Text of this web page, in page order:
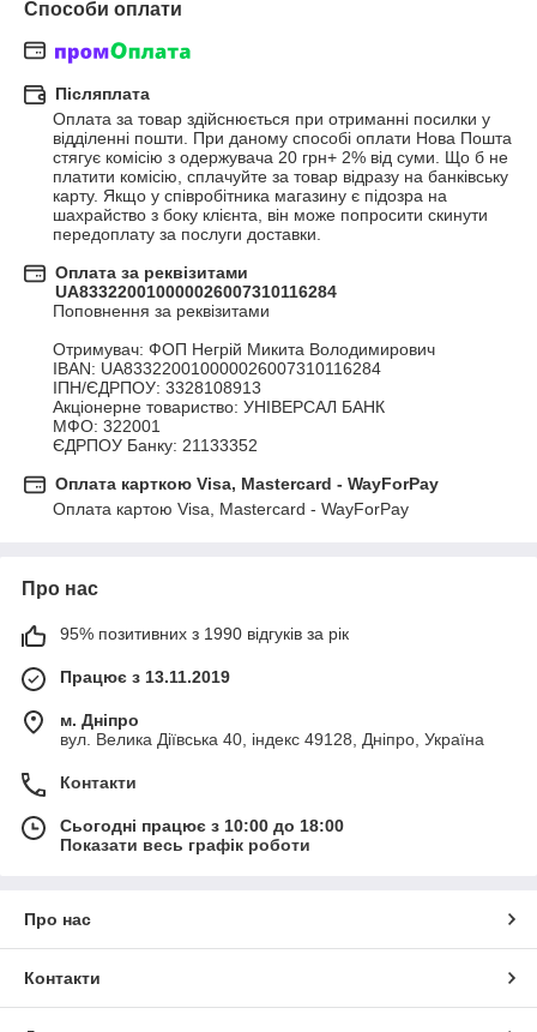
Способи оплати
Післяплата
Оплата за товар здійснюється при отриманні посилки у
відділенні пошти. При даному способі оплати Нова Пошта
стягує комісію з одержувача 20 грн+ 2% від суми. Що б не
платити комісію, сплачуйте за товар відразу на банківську
карту. Якщо у співробітника магазину є підозра на
шахрайство з боку клієнта, він може попросити скинути
передоплату за послуги доставки.
Оплата за реквізитами
UA833220010000026007310116284
Поповнення за реквізитами
Отримувач: ФОП Негрій Микита Володимирович
IBAN: UA833220010000026007310116284
ІПН/ЄДРПОУ: 3328108913
Акціонерне товариство: УНІВЕРСАЛ БАНК
МФО: 322001
ЄДРПОУ Банку: 21133352
Оплата карткою Visa, Mastercard - WayForPay
Оплата картою Visa, Mastercard - WayForPay
Про нас
95% позитивних з 1990 відгуків за рік
Працює з 13.11.2019
м. Дніпро
вул. Велика Діївська 40, індекс 49128, Дніпро, Україна
Контакти
Сьогодні працює з 10:00 до 18:00
Показати весь графік роботи
Про нас
Контакти